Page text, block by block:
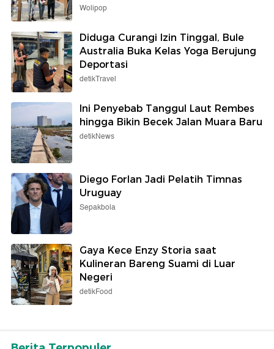
Wolipop
Diduga Curangi Izin Tinggal, Bule
Australia Buka Kelas Yoga Berujung
Deportasi
detikTravel
Ini Penyebab Tanggul Laut Rembes
hingga Bikin Becek Jalan Muara Baru
detikNews
Diego Forlan Jadi Pelatih Timnas
Uruguay
Sepakbola
Gaya Kece Enzy Storia saat
Kulineran Bareng Suami di Luar
Negeri
detikFood